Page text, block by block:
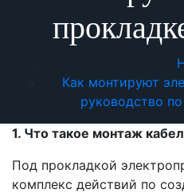
Как монтируют
руководство
1. Что такое монтаж
Под прокладкой
комплекс действий по